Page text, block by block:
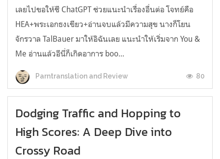
เลยไปขอให้ชี ChatGPT ช่วยแนะนำเรื่องอื่นต่อ โจทย์คือ
HEA+พระเอกธงเขียว+อ่านจบแล้วมีความสุข นางก็โยน
จักรวาล TalBauer มาให้อิฉันเลย แนะนำให้เริ่มจาก You &
Me อ่านแล้วอีนี่ก็เกิดอาการ boo...
Parntranslation and Review 80
Dodging Traffic and Hopping to
High Scores: A Deep Dive into
Crossy Road